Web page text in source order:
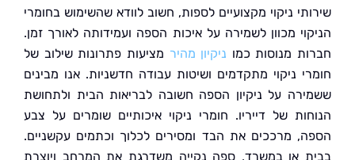
ניקוי מקצועיים לספות, חשוב לוודא שהשימוש בחומרי
מכוון לשמירה על איכות הספה ועמידותה לאורך זמן.
מנוסות כמוניקיון מהירמציעות פתרונות שילוב של
ניקוי מתקדמים ושיטות עבודה חדשניות. אנו מבינים
על ניקיון הספה חשובה לבריאות הבית ולתחושת
של דייריו. חומרי ניקוי איכותיים שומרים על צבע
מרככים את הבד ומסירים לכלוך וכתמים עקשניים.
או במשרד, ספה נקייה משדרגת את המרחב ויוצרת